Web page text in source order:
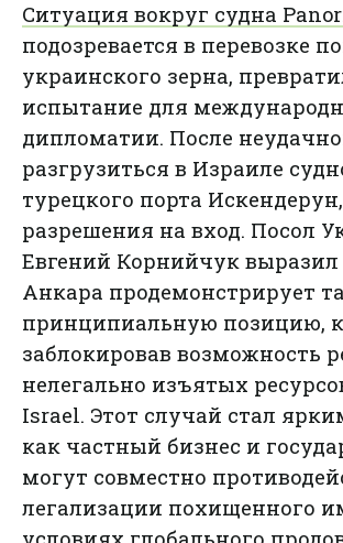
Ситуация вокруг судна
подозревается в перевозке
украинского зерна,
испытание для
дипломатии. После
разгрузиться в Израиле
турецкого порта
разрешения на вход. Посол
Евгений Корнийчук
Анкара продемонстрирует
принципиальную позицию,
заблокировав возможность
нелегально изъятых
Israel. Этот случай стал
как частный бизнес и
могут совместно
легализации похищенного